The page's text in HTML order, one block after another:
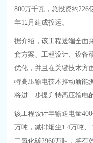
800万千瓦，总投资约226
年12月建成投运。
据介绍，该工程送端全面
套方案、工程设计、设备
优化，并且在关键技术方
特高压输电技术推动新能
将进一步提升特高压输电
该工程设计年输送电量
万吨，减排烟尘1.4万吨、
二氧化碳2960万吨，将有